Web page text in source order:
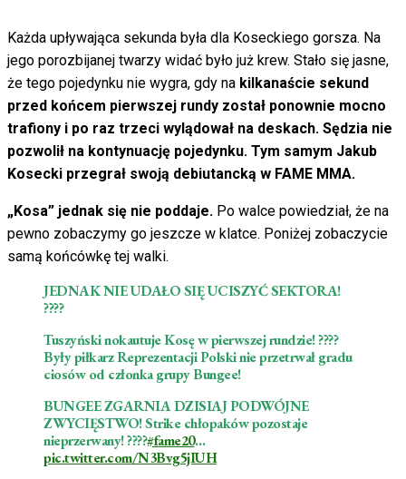
Każda upływająca sekunda była dla Koseckiego gorsza. Na
jego porozbijanej twarzy widać było już krew. Stało się jasne,
że tego pojedynku nie wygra, gdy na kilkanaście sekund
przed końcem pierwszej rundy został ponownie mocno
trafiony i po raz trzeci wylądował na deskach. Sędzia nie
pozwolił na kontynuację pojedynku. Tym samym Jakub
Kosecki przegrał swoją debiutancką w FAME MMA.
„Kosa” jednak się nie poddaje. Po walce powiedział, że na
pewno zobaczymy go jeszcze w klatce. Poniżej zobaczycie
samą końcówkę tej walki.
JEDNAK NIE UDAŁO SIĘ UCISZYĆ SEKTORA!
????
Tuszyński nokautuje Kosę w pierwszej rundzie! ????
Były piłkarz Reprezentacji Polski nie przetrwał gradu
ciosów od członka grupy Bungee!
BUNGEE ZGARNIA DZISIAJ PODWÓJNE
ZWYCIĘSTWO! Strike chłopaków pozostaje
nieprzerwany! ????#fame20…
pic.twitter.com/N3Bvg5jIUH